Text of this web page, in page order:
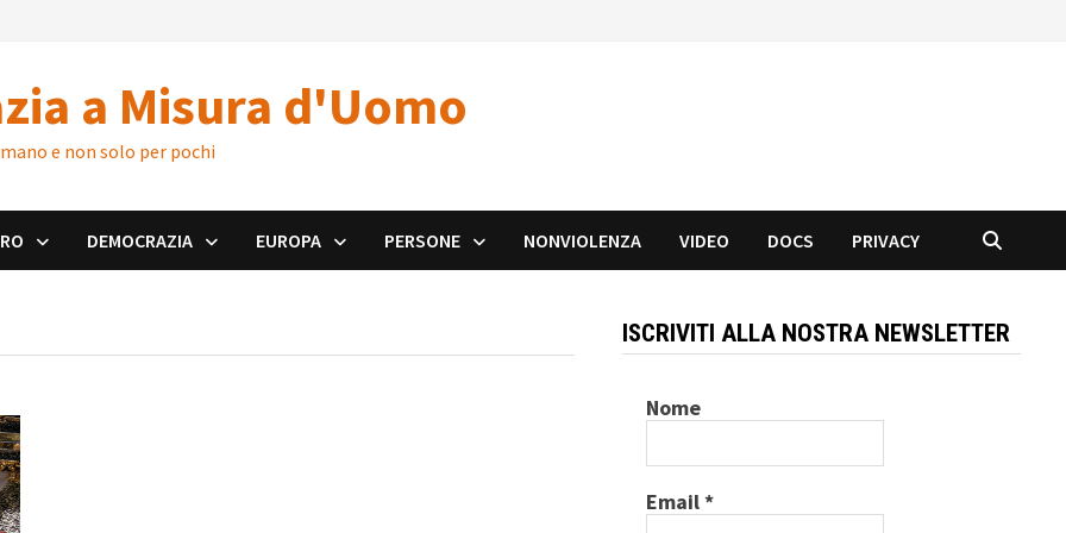
a Misura d'Uomo
e non solo per pochi
DEMOCRAZIA EUROPA PERSONE NONVIOLENZA VIDEO DOCS PRIVACY
ISCRIVITI ALLA NOSTRA NEWSLETTER
Nome
Email*